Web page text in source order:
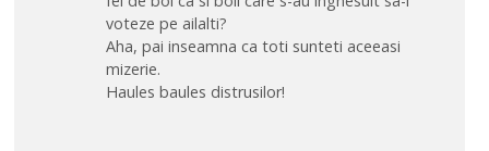
voteze pe ailalti?
Aha, pai inseamna ca toti sunteti aceeasi
mizerie.
Haules baules distrusilor!